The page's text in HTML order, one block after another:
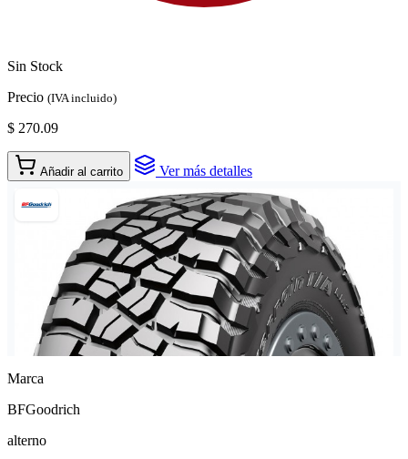
Sin Stock
Precio (IVA incluido)
$ 270.09
Añadir al carrito Ver más detalles
Marca
BFGoodrich
alterno